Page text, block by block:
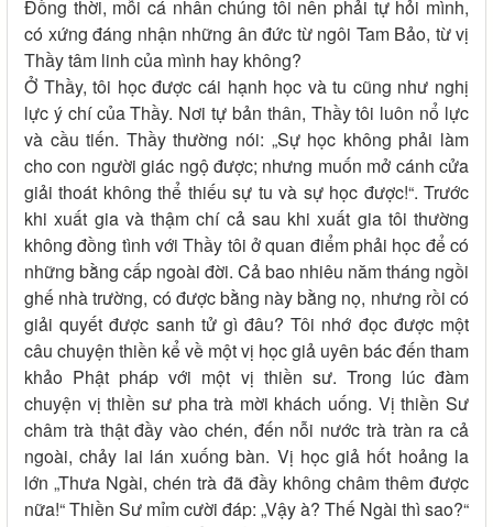
Đồng thời, mỗi cá nhân chúng tôi nên phải tự hỏi mình,
có xứng đáng nhận những ân đức từ ngôi Tam Bảo, từ vị
Thầy tâm linh của mình hay không?
Ở Thầy, tôi học được cái hạnh học và tu cũng như nghị
lực ý chí của Thầy. Nơi tự bản thân, Thầy tôi luôn nổ lực
và cầu tiến. Thầy thường nói: „Sự học không phải làm
cho con người giác ngộ được; nhưng muốn mở cánh cửa
giải thoát không thể thiếu sự tu và sự học được!“. Trước
khi xuất gia và thậm chí cả sau khi xuất gia tôi thường
không đồng tình với Thầy tôi ở quan điểm phải học để có
những bằng cấp ngoài đời. Cả bao nhiêu năm tháng ngồi
ghế nhà trường, có được bằng này bằng nọ, nhưng rồi có
giải quyết được sanh tử gì đâu? Tôi nhớ đọc được một
câu chuyện thiền kể về một vị học giả uyên bác đến tham
khảo Phật pháp với một vị thiền sư. Trong lúc đàm
chuyện vị thiền sư pha trà mời khách uống. Vị thiền Sư
châm trà thật đầy vào chén, đến nỗi nước trà tràn ra cả
ngoài, chảy lai lán xuống bàn. Vị học giả hốt hoảng la
lớn „Thưa Ngài, chén trà đã đầy không châm thêm được
nữa!“ Thiền Sư mỉm cười đáp: „Vậy à? Thế Ngài thì sao?“